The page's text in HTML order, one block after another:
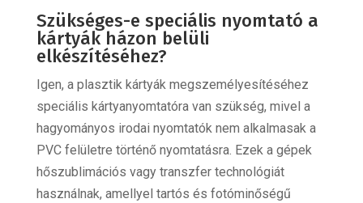
Szükséges-e speciális nyomtató a
kártyák házon belüli
elkészítéséhez?
Igen, a plasztik kártyák megszemélyesítéséhez
speciális kártyanyomtatóra van szükség, mivel a
hagyományos irodai nyomtatók nem alkalmasak a
PVC felületre történő nyomtatásra. Ezek a gépek
hőszublimációs vagy transzfer technológiát
használnak, amellyel tartós és fotóminőségű